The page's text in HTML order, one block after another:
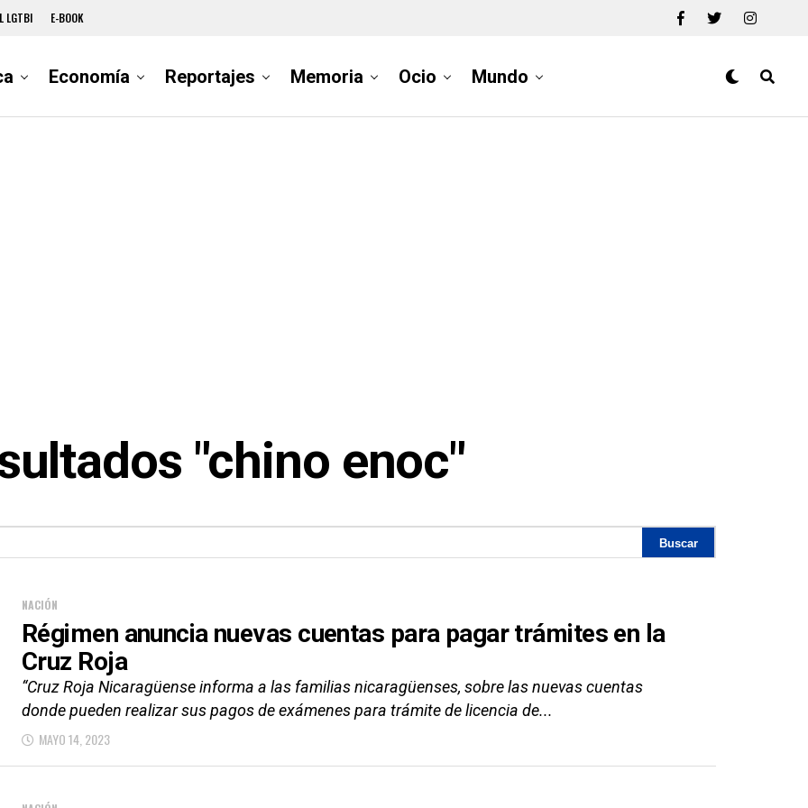
LGTBI E-BOOK
Economía Reportajes Memoria Ocio Mundo
"chino enoc"
NACIÓN
Régimen anuncia nuevas cuentas para pagar trámites en la
Cruz Roja
“Cruz Roja Nicaragüense informa a las familias nicaragüenses, sobre las nuevas cuentas
donde pueden realizar sus pagos de exámenes para trámite de licencia de...
MAYO 14, 2023